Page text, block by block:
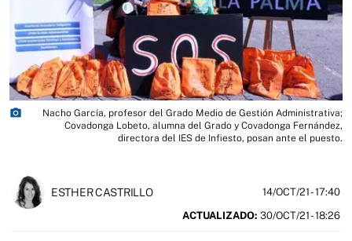
photo_camera
Nacho García, profesor del Grado Medio de Gestión Administrativa;
Covadonga Lobeto, alumna del Grado y Covadonga Fernández,
directora del IES de Infiesto, posan ante el puesto.
ESTHER CASTRILLO 14/OCT/21- 17:40
ACTUALIZADO: 30/OCT/21 - 18:26